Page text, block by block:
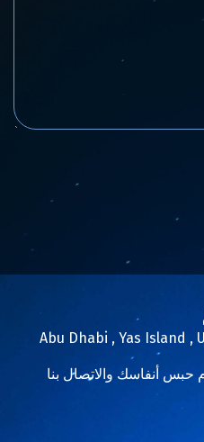
أنفاسك والاتصال بنا